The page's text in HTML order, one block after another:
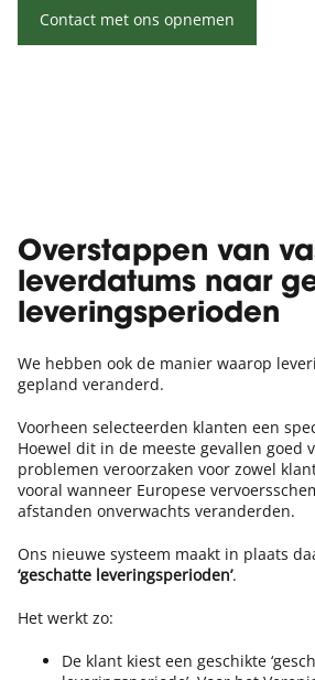
Contact met ons opnemen
Overstappen van
leverdatums naar
leveringsperioden
We hebben ook de manier waarop
gepland veranderd.
Voorheen selecteerden klanten een
Hoewel dit in de meeste gevallen goed
problemen veroorzaken voor zowel
vooral wanneer Europese
afstanden onverwachts veranderden.
Ons nieuwe systeem maakt in plaats
‘geschatte leveringsperioden’.
Het werkt zo:
De klant kiest een geschikte